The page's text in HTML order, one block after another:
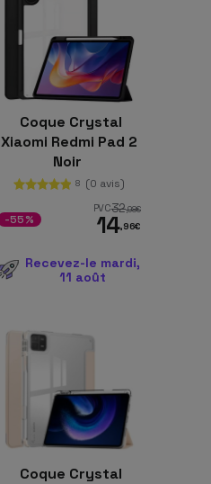
Coque Crystal
Xiaomi Redmi Pad 2
Noir
8 (0 avis)
PVC32,98€
14,96€
-55%
Recevez-le mardi,
11 août
Coque Crystal